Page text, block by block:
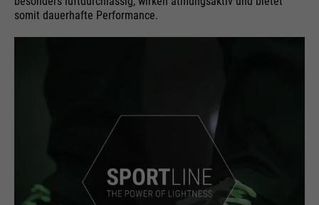
somit dauerhafte Performance.